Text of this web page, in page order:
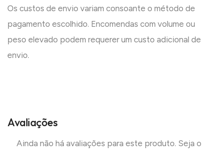
Os custos de envio variam consoante o método de
pagamento escolhido. Encomendas com volume ou
peso elevado podem requerer um custo adicional de
envio.
Avaliações
Ainda não há avaliações para este produto. Seja o